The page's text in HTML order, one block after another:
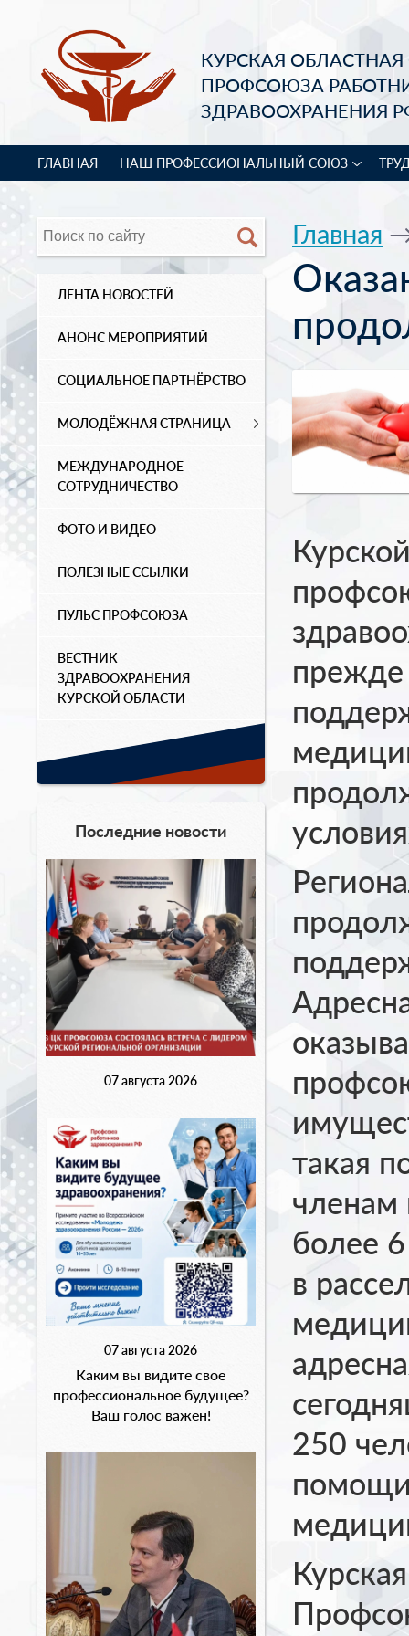
КУРСКАЯ
ПРОФСОЮЗА
ЗДРАВООХРАНЕНИЯ
ГЛАВНАЯ НАШ ПРОФЕССИОНАЛЬНЫЙ СОЮЗ
ЛЕНТА НОВОСТЕЙ
АНОНС МЕРОПРИЯТИЙ
СОЦИАЛЬНОЕ ПАРТНЁРСТВО
МОЛОДЁЖНАЯ СТРАНИЦА
МЕЖДУНАРОДНОЕ
СОТРУДНИЧЕСТВО
ФОТО И ВИДЕО
ПОЛЕЗНЫЕ ССЫЛКИ
ПУЛЬС ПРОФСОЮЗА
ВЕСТНИК
ЗДРАВООХРАНЕНИЯ
КУРСКОЙ ОБЛАСТИ
Последние новости
07 августа 2026
07 августа 2026
Каким вы видите свое
профессиональное будущее?
Ваш голос важен!
Главная
прежде
такая
более
в
250
помощи